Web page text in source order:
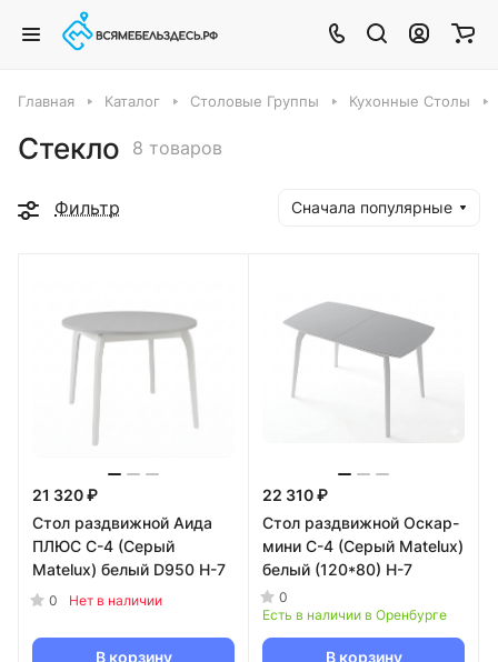
Главная Каталог Столовые Группы Кухонные Столы
Стекло 8 товаров
Фильтр Сначала популярные
21 320 ₽
Стол раздвижной Аида
ПЛЮС С-4 (Серый
Matelux) белый D950 Н-7
0 Нет в наличии
В корзину
22 310 ₽
Стол раздвижной Оскар-
мини С-4 (Серый Matelux)
белый (120*80) Н-7
0
Есть в наличии в Оренбурге
В корзину